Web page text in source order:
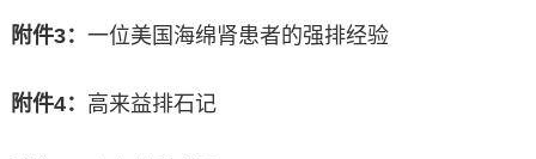
附件3： 一位美国海绵肾患者的强排经验
附件4： 高来益排石记